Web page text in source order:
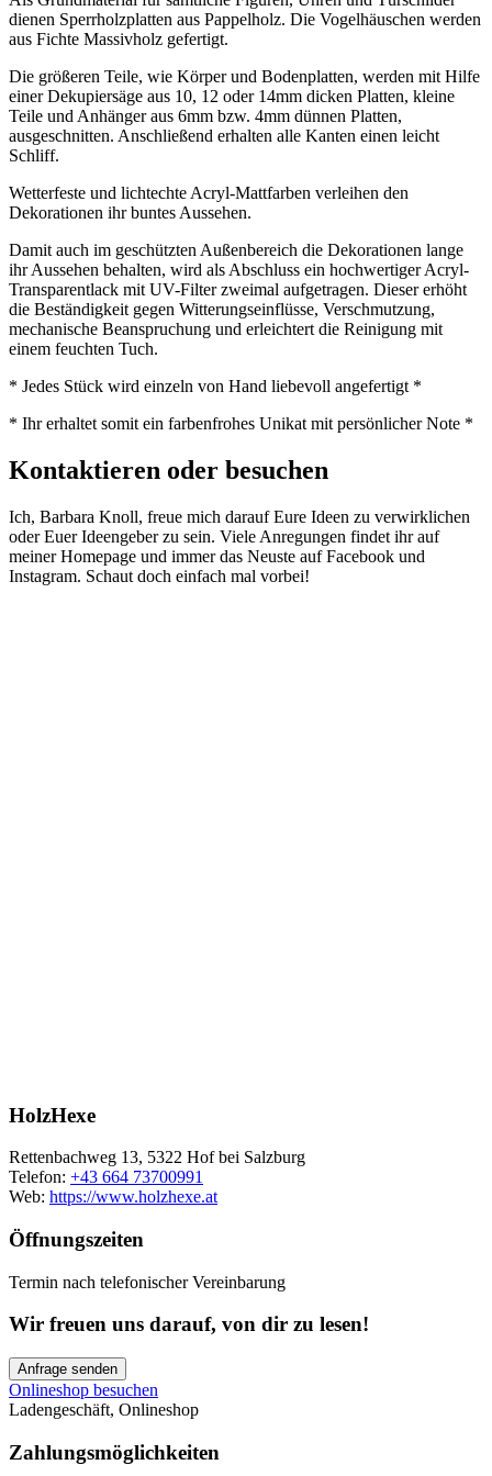
dienen Sperrholzplatten aus Pappelholz. Die Vogelhäuschen werden
aus Fichte Massivholz gefertigt.
Die größeren Teile, wie Körper und Bodenplatten, werden mit Hilfe
einer Dekupiersäge aus 10, 12 oder 14mm dicken Platten, kleine
Teile und Anhänger aus 6mm bzw. 4mm dünnen Platten,
ausgeschnitten. Anschließend erhalten alle Kanten einen leicht
Schliff.
Wetterfeste und lichtechte Acryl-Mattfarben verleihen den
Dekorationen ihr buntes Aussehen.
Damit auch im geschützten Außenbereich die Dekorationen lange
ihr Aussehen behalten, wird als Abschluss ein hochwertiger Acryl-
Transparentlack mit UV-Filter zweimal aufgetragen. Dieser erhöht
die Beständigkeit gegen Witterungseinflüsse, Verschmutzung,
mechanische Beanspruchung und erleichtert die Reinigung mit
einem feuchten Tuch.
* Jedes Stück wird einzeln von Hand liebevoll angefertigt *
* Ihr erhaltet somit ein farbenfrohes Unikat mit persönlicher Note *
Kontaktieren oder besuchen
Ich, Barbara Knoll, freue mich darauf Eure Ideen zu verwirklichen
oder Euer Ideengeber zu sein. Viele Anregungen findet ihr auf
meiner Homepage und immer das Neuste auf Facebook und
Instagram. Schaut doch einfach mal vorbei!
HolzHexe
Rettenbachweg 13, 5322 Hof bei Salzburg
Telefon: +43 664 73700991
Web: https://www.holzhexe.at
Öffnungszeiten
Termin nach telefonischer Vereinbarung
Wir freuen uns darauf, von dir zu lesen!
Anfrage senden
Onlineshop besuchen
Ladengeschäft, Onlineshop
Zahlungsmöglichkeiten